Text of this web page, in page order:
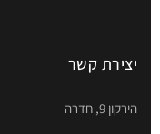
יצירת קשר
הירקון 9, חדרה